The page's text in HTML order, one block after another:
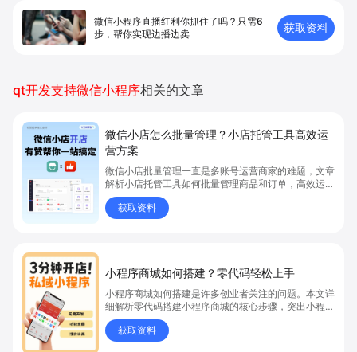
微信小程序直播红利你抓住了吗？只需6
步，帮你实现边播边卖
获取资料
qt开发支持微信小程序相关的文章
微信小店怎么批量管理？小店托管工具高效运
营方案
微信小店批量管理一直是多账号运营商家的难题，文章
解析小店托管工具如何批量管理商品和订单，高效运营
多账号微信小店。通过智能同步、AI运营托管和丰富营
销玩法，全面提升门店管理效率。点击了解微信小店批
量管理、高效托管的实用方案！
获取资料
小程序商城如何搭建？零代码轻松上手
小程序商城如何搭建是许多创业者关注的问题。本文详
细解析零代码搭建小程序商城的核心步骤，突出小程序
商城、商城搭建与零代码开店优势，帮助你轻松实现商
品上架、全渠道销售及高效会员运营，快速开启线上卖
货新模式。点击获取详细操作指南！
获取资料